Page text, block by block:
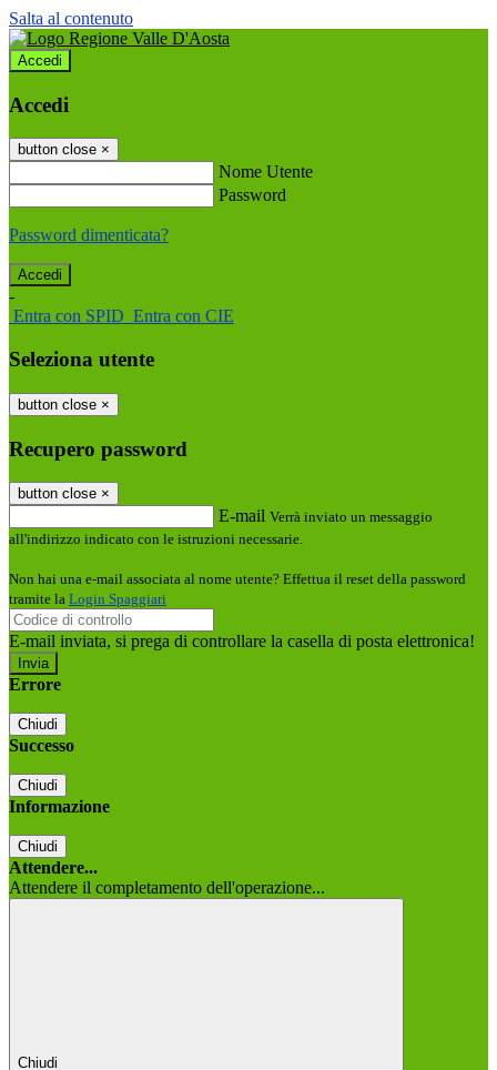
Salta al contenuto
Accedi
Accedi
button close ×
Nome Utente
Password
Password dimenticata?
-
Entra con SPID Entra con CIE
Seleziona utente
button close ×
Recupero password
button close ×
E-mail Verrà inviato un messaggio
all'indirizzo indicato con le istruzioni necessarie.
Non hai una e-mail associata al nome utente? Effettua il reset della password
tramite la Login Spaggiari
E-mail inviata, si prega di controllare la casella di posta elettronica!
Errore
Chiudi
Successo
Chiudi
Informazione
Chiudi
Attendere...
Attendere il completamento dell'operazione...
Chiudi